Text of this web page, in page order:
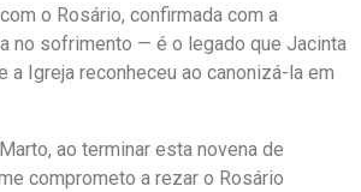
o Rosário, confirmada com a
no sofrimento — é o legado que Jacinta
a Igreja reconheceu ao canonizá-la em
ao terminar esta novena de
comprometo a rezar o Rosário